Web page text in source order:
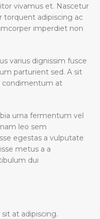
vivamus et. Nascetur
torquent adipiscing ac
imperdiet non
varius dignissim fusce
parturient sed. A sit
condimentum at
urna fermentum vel
leo sem
egestas a vulputate
metus a a
dui
at adipiscing.